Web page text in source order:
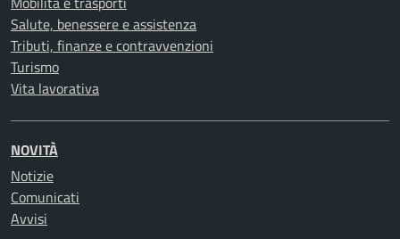
Salute, benessere e assistenza
Tributi, finanze e contravvenzioni
Turismo
Vita lavorativa
NOVITÀ
Notizie
Comunicati
Avvisi